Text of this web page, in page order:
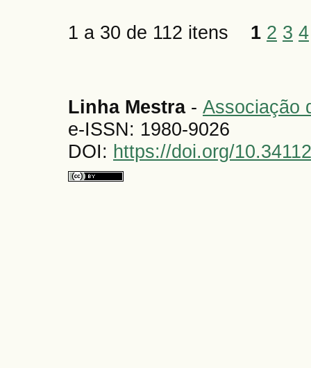
1 a 30 de 112 itens 1 2 3 4
Linha Mestra - Associação
e-ISSN: 1980-9026
DOI: https://doi.org/